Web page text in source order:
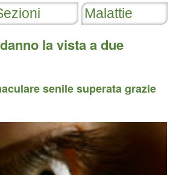
la vista a due
senile superata grazie